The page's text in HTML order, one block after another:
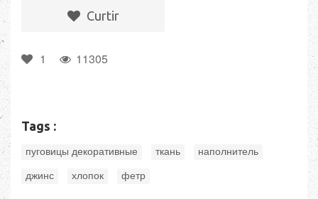
Сurtir
1 11305
Tags :
пуговицы декоративные ткань наполнитель
джинс хлопок фетр